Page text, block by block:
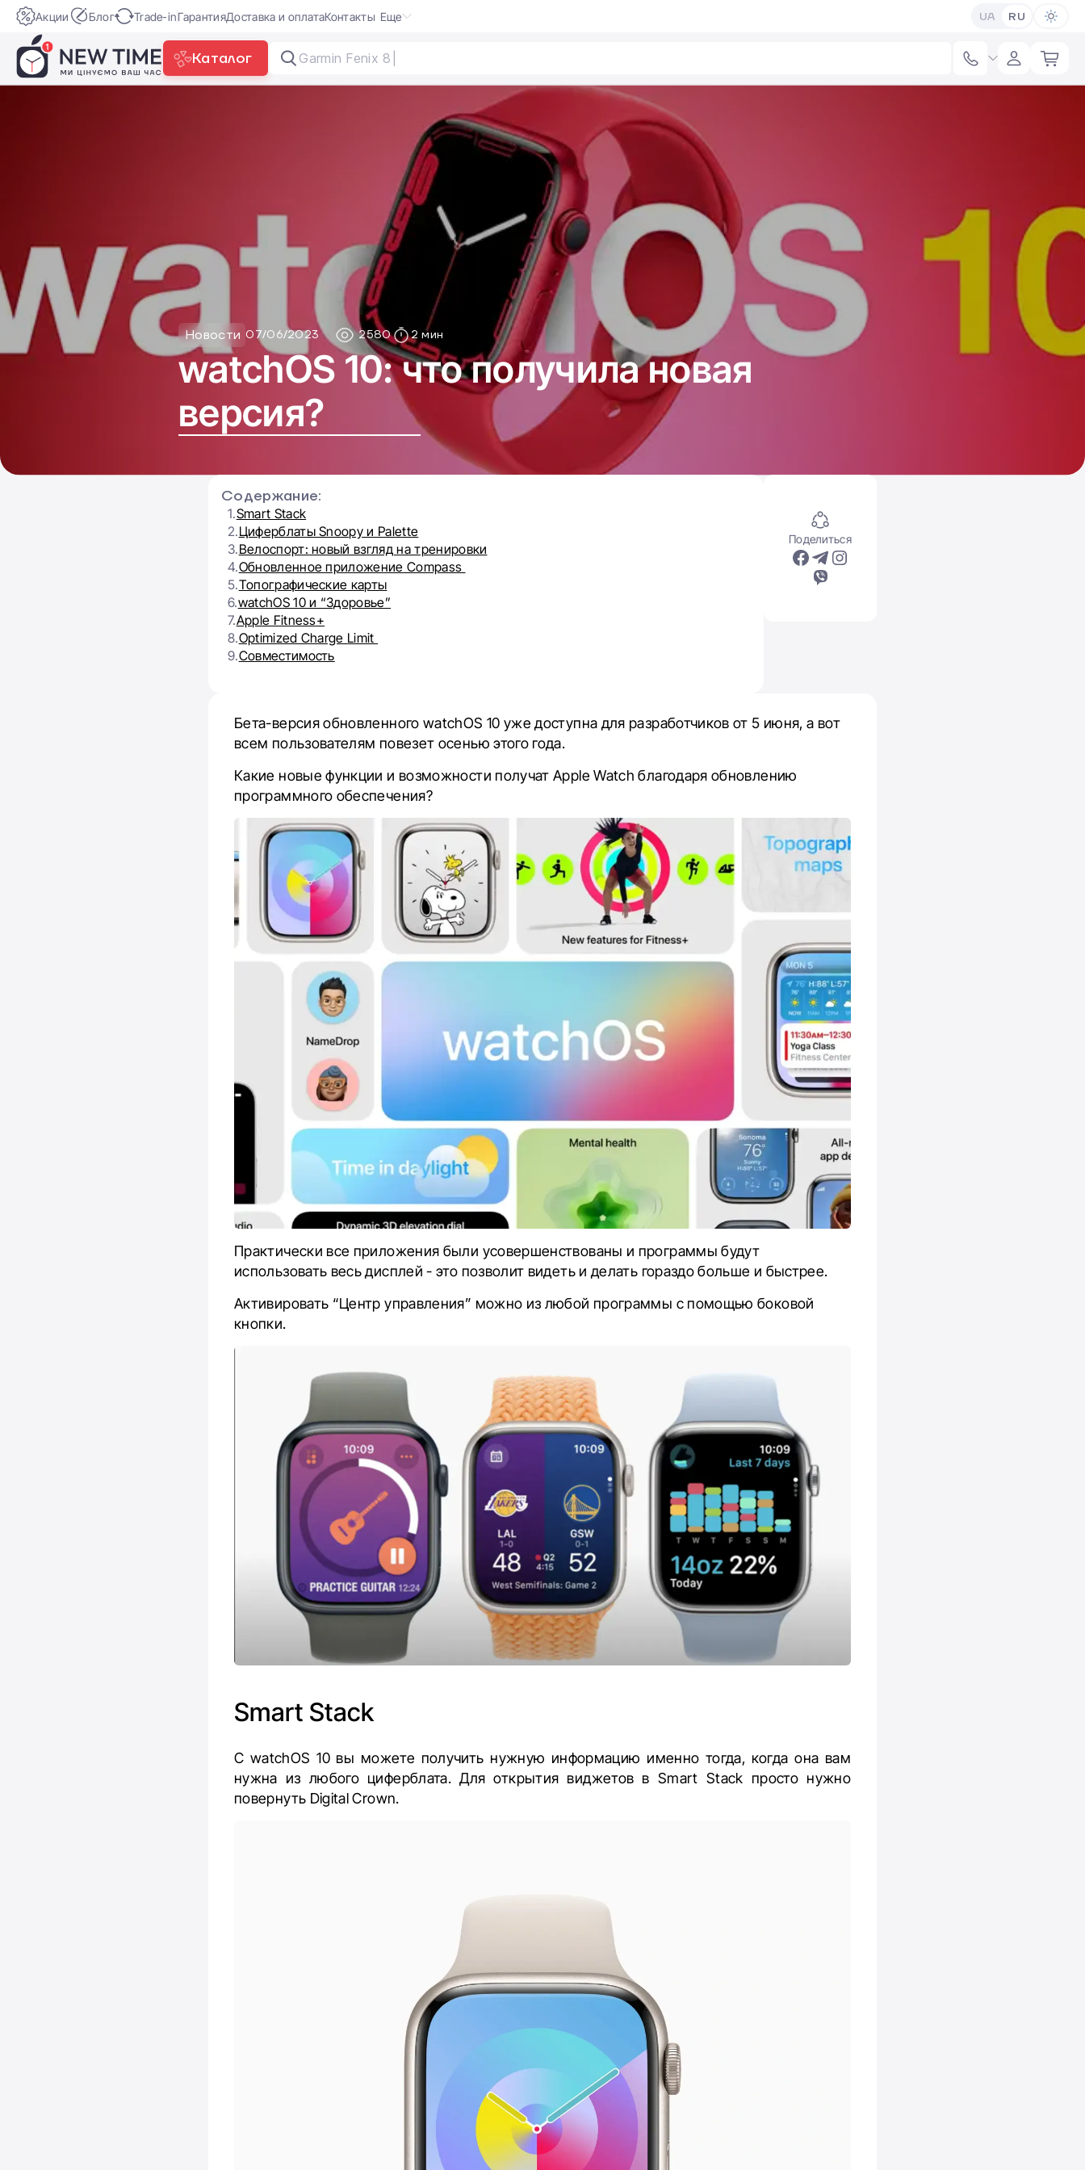
Акции Блог Trade-inГарантияДоставка и оплатаКонтакты Еще UA RU
Каталог Garmin Fe
Новости 07/06/2023 2580 2 мин
watchOS 10: что получила новая
версия?
Поделиться
Бета-версия обновленного watchOS 10 уже доступна для разработчиков от 5 июня, а вот
всем пользователям повезет осенью этого года.
Какие новые функции и возможности получат Apple Watch благодаря обновлению
программного обеспечения?
Практически все приложения были усовершенствованы и программы будут
использовать весь дисплей - это позволит видеть и делать гораздо больше и быстрее.
Активировать “Центр управления” можно из любой программы с помощью боковой
кнопки.
Smart Stack
С watchOS 10 вы можете получить нужную информацию именно тогда, когда она вам
нужна из любого циферблата. Для открытия виджетов в Smart Stack просто нужно
повернуть Digital Crown.
Содержание:
1.Smart Stack
2.Циферблаты Snoopy и Palette
3.Велоспорт: новый взгляд на тренировки
4.Обновленное приложение Compass
5.Топографические карты
6.watchOS 10 и “Здоровье”
7.Apple Fitness+
8.Optimized Charge Limit
9.Cовместимость